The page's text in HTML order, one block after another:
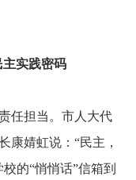
主实践密码
担当。市人大代
康婧虹说：“民主，
的“悄悄话”信箱到